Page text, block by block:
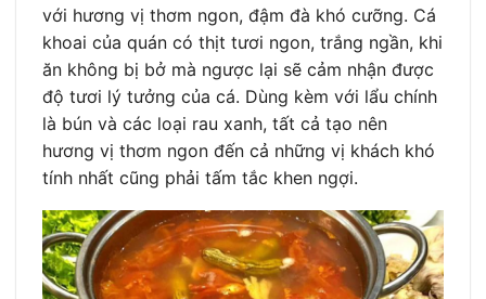
với hương vị thơm ngon, đậm đà khó cưỡng. Cá
khoai của quán có thịt tươi ngon, trắng ngần, khi
ăn không bị bở mà ngược lại sẽ cảm nhận được
độ tươi lý tưởng của cá. Dùng kèm với lẩu chính
là bún và các loại rau xanh, tất cả tạo nên
hương vị thơm ngon đến cả những vị khách khó
tính nhất cũng phải tấm tắc khen ngợi.